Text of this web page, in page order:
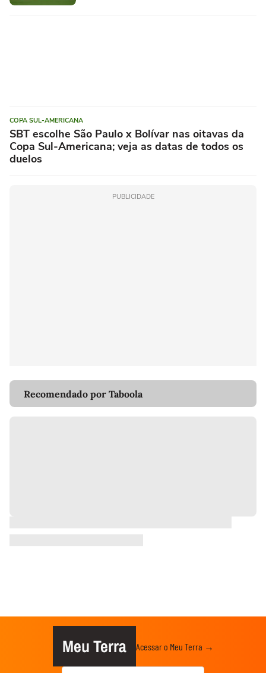
COPA SUL-AMERICANA
SBT escolhe São Paulo x Bolívar nas oitavas da
Copa Sul-Americana; veja as datas de todos os
duelos
PUBLICIDADE
Recomendado por Taboola
Meu Terra Acessar o Meu Terra →